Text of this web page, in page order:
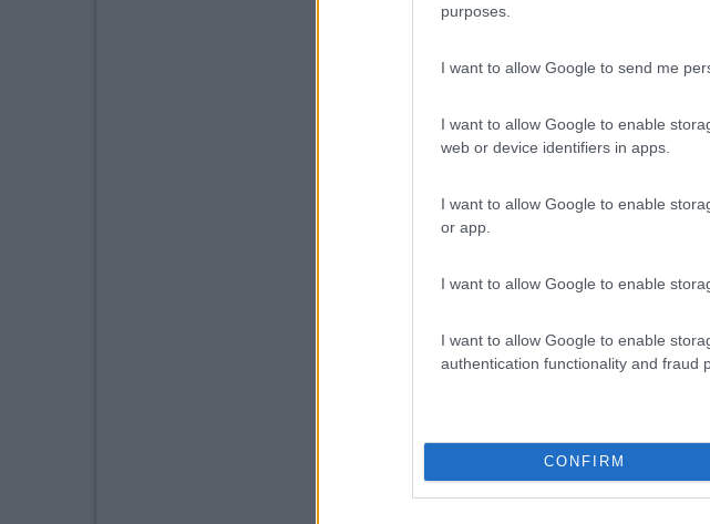
purposes.
I want to allow Google to send me
I want to allow Google to enable
web or device identifiers in apps.
I want to allow Google to enable
or app.
I want to allow Google to enable
I want to allow Google to enable
authentication functionality and fraud
CONFIRM